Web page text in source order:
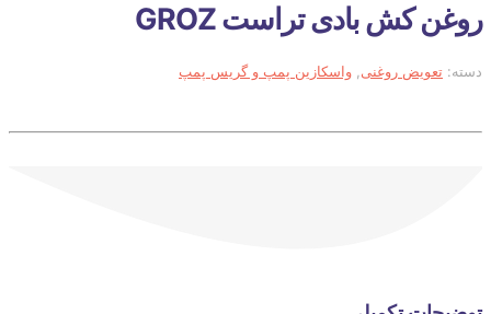
روغن کش بادی تراست GROZ
دسته: تعویض روغنی واسکازین پمپ و گریس پمپ